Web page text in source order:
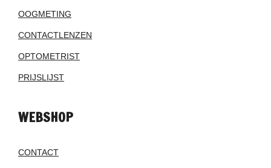
OOGMETING
CONTACTLENZEN
OPTOMETRIST
PRIJSLIJST
WEBSHOP
CONTACT